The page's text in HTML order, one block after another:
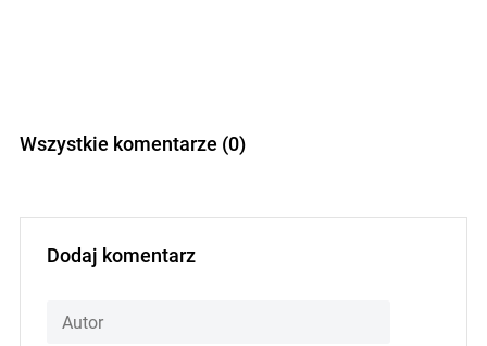
Wszystkie komentarze (0)
Dodaj komentarz